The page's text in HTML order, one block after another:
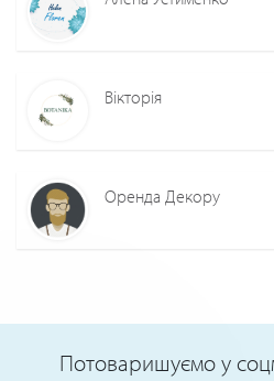
Вікторія
Оренда Декору
Потоваришуємо у